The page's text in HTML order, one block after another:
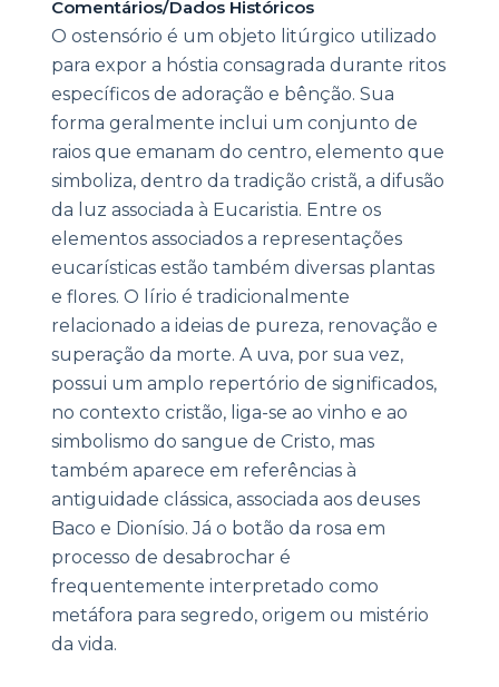
Comentários/Dados Históricos
O ostensório é um objeto litúrgico utilizado
para expor a hóstia consagrada durante ritos
específicos de adoração e bênção. Sua
forma geralmente inclui um conjunto de
raios que emanam do centro, elemento que
simboliza, dentro da tradição cristã, a difusão
da luz associada à Eucaristia. Entre os
elementos associados a representações
eucarísticas estão também diversas plantas
e flores. O lírio é tradicionalmente
relacionado a ideias de pureza, renovação e
superação da morte. A uva, por sua vez,
possui um amplo repertório de significados,
no contexto cristão, liga-se ao vinho e ao
simbolismo do sangue de Cristo, mas
também aparece em referências à
antiguidade clássica, associada aos deuses
Baco e Dionísio. Já o botão da rosa em
processo de desabrochar é
frequentemente interpretado como
metáfora para segredo, origem ou mistério
da vida.